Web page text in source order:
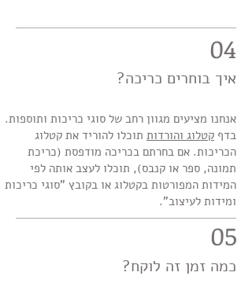
04
איך בוחרים כריכה?
אנחנו מציעים מגוון רחב של סוגי כריכות ותוספות.
בדף קטלוג והורדות תוכלו להוריד את קטלוג
הכריכות. אם בחרתם בכריכה מודפסת (כריכת
תמונה, ספר או קנבס), תוכלו לעצב אותה לפי
המידות המפורטות בקטלוג או בקובץ "סוגי כריכות
ומידות לעיצוב".
05
כמה זמן זה לוקח?